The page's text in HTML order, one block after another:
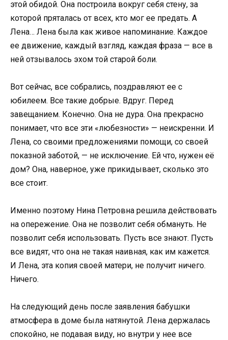
этой обидой. Она построила вокруг себя стену, за
которой пряталась от всех, кто мог ее предать. А
Лена… Лена была как живое напоминание. Каждое
ее движение, каждый взгляд, каждая фраза — все в
ней отзывалось эхом той старой боли.
Вот сейчас, все собрались, поздравляют ее с
юбилеем. Все такие добрые. Вдруг. Перед
завещанием. Конечно. Она не дура. Она прекрасно
понимает, что все эти «любезности» — неискренни. И
Лена, со своими предложениями помощи, со своей
показной заботой, — не исключение. Ей что, нужен её
дом? Она, наверное, уже прикидывает, сколько это
все стоит.
Именно поэтому Нина Петровна решила действовать
на опережение. Она не позволит себя обмануть. Не
позволит себя использовать. Пусть все знают. Пусть
все видят, что она не такая наивная, как им кажется.
И Лена, эта копия своей матери, не получит ничего.
Ничего.
На следующий день после заявления бабушки
атмосфера в доме была натянутой. Лена держалась
спокойно, не подавая виду, но внутри у нее все